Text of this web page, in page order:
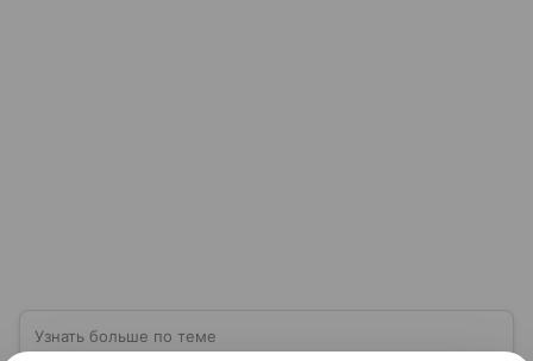
Узнать больше по теме